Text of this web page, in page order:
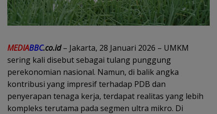
MEDIABBC.co.id– Jakarta, 28 Januari 2026 – UMKM
sering kali disebut sebagai tulang punggung
perekonomian nasional. Namun, di balik angka
kontribusi yang impresif terhadap PDB dan
penyerapan tenaga kerja, terdapat realitas yang lebih
kompleks terutama pada segmen ultra mikro. Di